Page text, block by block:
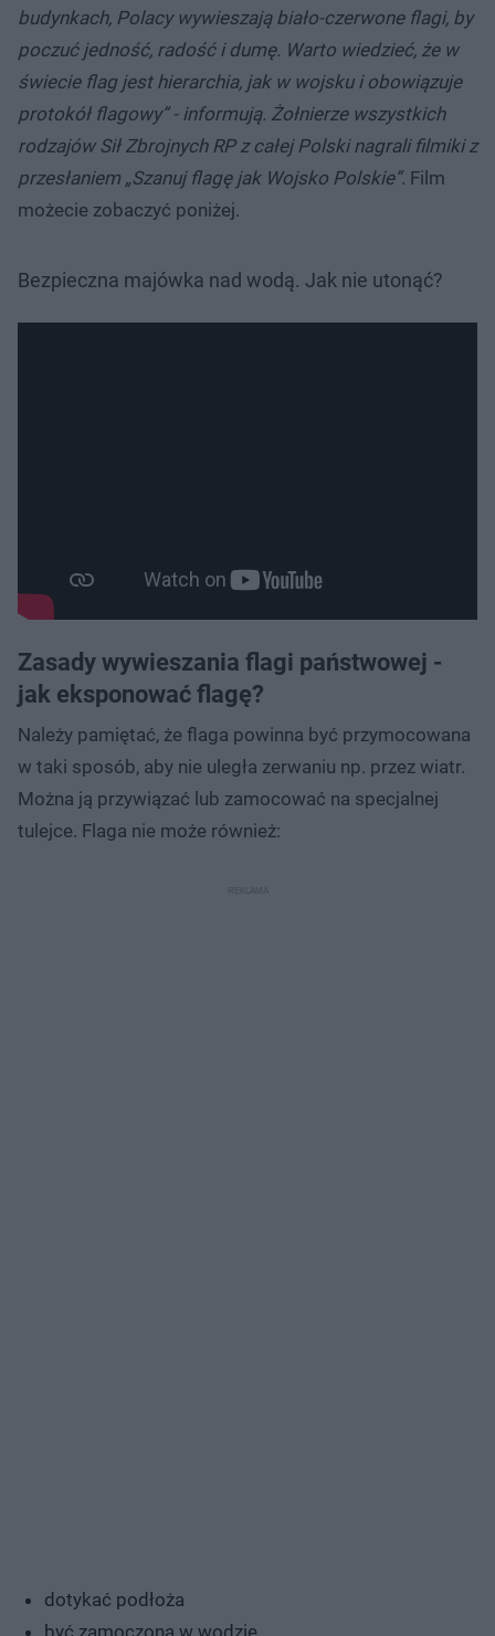
budynkach, Polacy wywieszają biało-czerwone flagi, by
poczuć jedność, radość i dumę. Warto wiedzieć, że w
świecie flag jest hierarchia, jak w wojsku i obowiązuje
protokół flagowy” - informują. Żołnierze wszystkich
rodzajów Sił Zbrojnych RP z całej Polski nagrali filmiki z
przesłaniem „Szanuj flagę jak Wojsko Polskie”. Film
możecie zobaczyć poniżej.
Bezpieczna majówka nad wodą. Jak nie utonąć?
Zasady wywieszania flagi państwowej -
jak eksponować flagę?
Należy pamiętać, że flaga powinna być przymocowana
w taki sposób, aby nie uległa zerwaniu np. przez wiatr.
Można ją przywiązać lub zamocować na specjalnej
tulejce. Flaga nie może również:
dotykać podłoża
być zamoczona w wodzie